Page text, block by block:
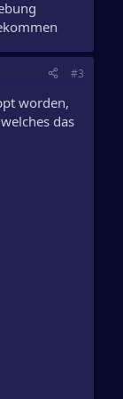
#3
worden,
das